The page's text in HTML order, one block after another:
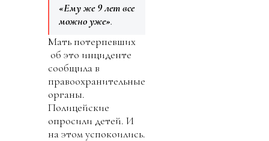
«Ему же 9 лет все
можно уже».
Мать потерпевших
об это инциденте
сообщила в
правоохранительные
органы.
Полицейские
опросили детей. И
на этом успокоились.